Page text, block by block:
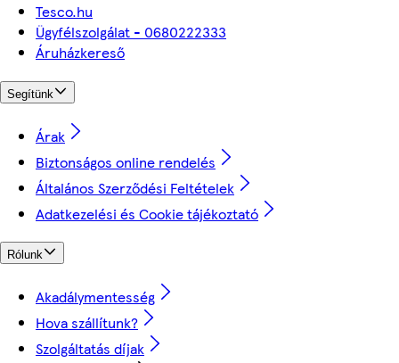
Tesco.hu
Ügyfélszolgálat - 0680222333
Áruházkereső
Segítünk
Árak
Biztonságos online rendelés
Általános Szerződési Feltételek
Adatkezelési és Cookie tájékoztató
Rólunk
Akadálymentesség
Hova szállítunk?
Szolgáltatás díjak